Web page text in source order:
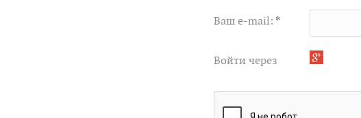
Ваш e-mail: *
Войти через